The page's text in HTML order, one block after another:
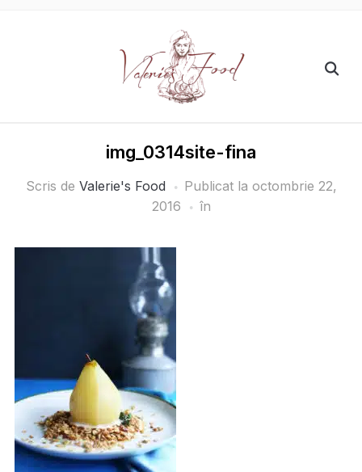
img_0314site-fina
Scris de Valerie's Food Publicat la octombrie 22,
2016
în